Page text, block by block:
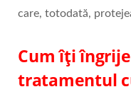
care, totodată,
Cum îți
tratamentul